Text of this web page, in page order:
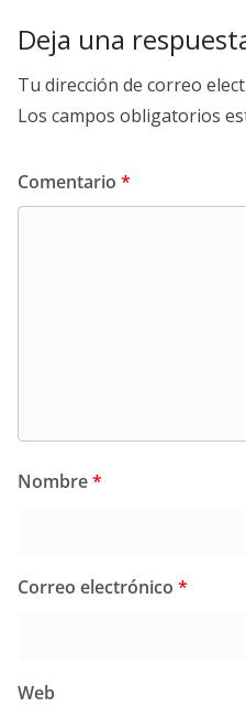
Deja una
Tu dirección de correo
Los campos obligatorios
Comentario *
Nombre*
Correo electrónico *
Web